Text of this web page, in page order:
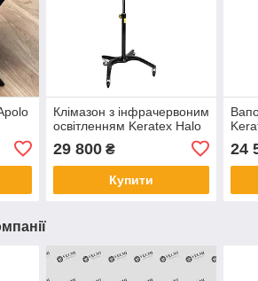
Клімазон з інфрачервоним
освітленням Keratex Halo
29 800₴
Купити
24